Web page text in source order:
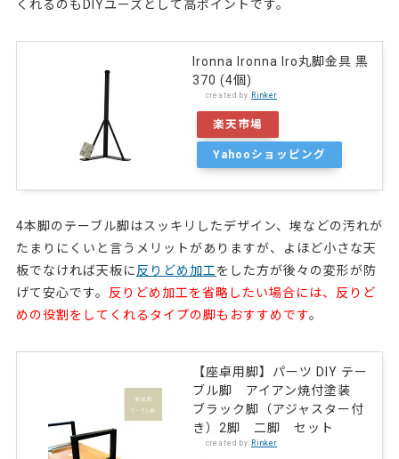
くれるのもDIYユーズとして高ポイントです。
Ironna Ironna Iro丸脚金具 黒
370 (4個)
created by Rinker
楽天市場
Yahooショッピング
4本脚のテーブル脚はスッキリしたデザイン、埃などの汚れが
たまりにくいと言うメリットがありますが、よほど小さな天
板でなければ天板に反りどめ加工をした方が後々の変形が防
げて安心です。 反りどめ加工を省略したい場合には、反りど
めの役割をしてくれるタイプの脚もおすすめです。
【座卓用脚】パーツ DIY テー
ブル脚 アイアン焼付塗装
ブラック脚（アジャスター付
き）2脚 二脚 セット
created by Rinker